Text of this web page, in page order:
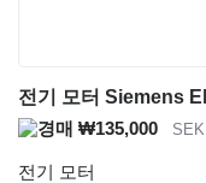
전기 모터 Siemens
₩135,000
전기 모터